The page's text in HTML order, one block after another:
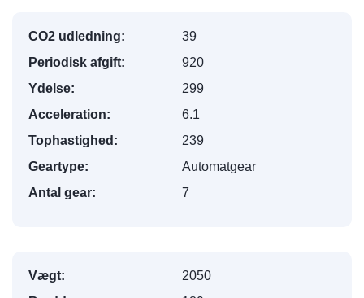
CO2 udledning:
39
Periodisk afgift:
920
Ydelse:
299
Acceleration:
6.1
Tophastighed:
239
Geartype:
Automatgear
Antal gear:
7
Vægt:
2050